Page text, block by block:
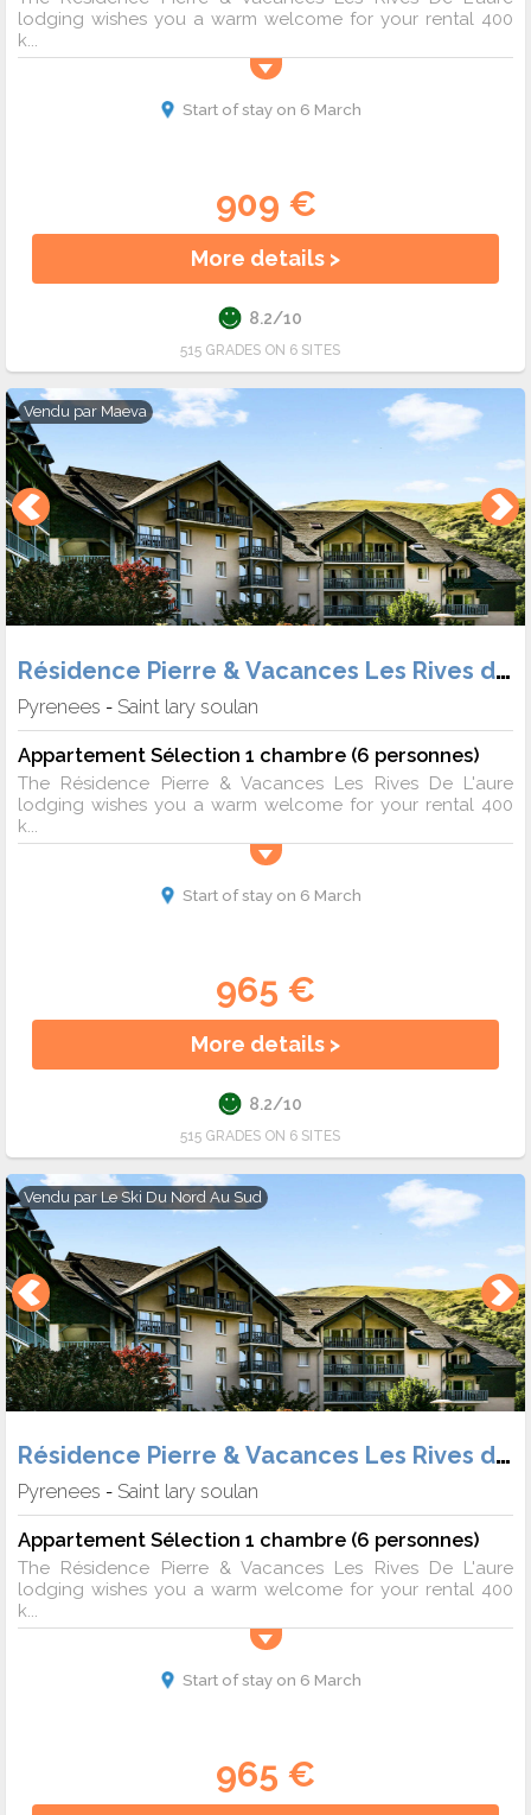
lodging wishes you a warm welcome for your rental 400
k...
Start of stay on 6 March
909 €
More details >
8.2/10
515 GRADES ON 6 SITES
Vendu par Maeva
Résidence Pierre & Vacances Les Rives de L'Aure
Pyrenees - Saint lary soulan
Appartement Sélection 1 chambre (6 personnes)
The Résidence Pierre & Vacances Les Rives De L'aure
lodging wishes you a warm welcome for your rental 400
k...
Start of stay on 6 March
965 €
More details >
8.2/10
515 GRADES ON 6 SITES
Vendu par Le Ski Du Nord Au Sud
Résidence Pierre & Vacances Les Rives de L'Aure
Pyrenees - Saint lary soulan
Appartement Sélection 1 chambre (6 personnes)
The Résidence Pierre & Vacances Les Rives De L'aure
lodging wishes you a warm welcome for your rental 400
k...
Start of stay on 6 March
965 €